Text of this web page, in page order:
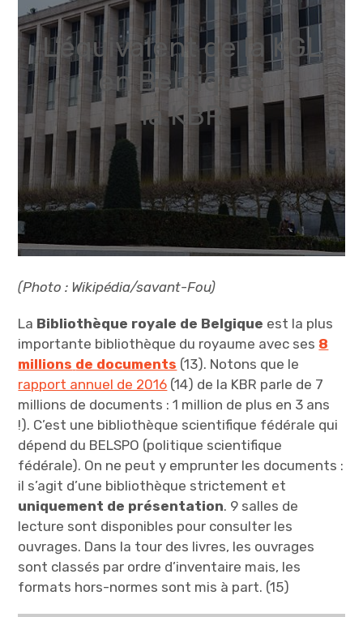
L’équivalent de la KGL
en Belgique :
la KBR
(Photo : Wikipédia/savant-Fou)
La Bibliothèque royale de Belgique est la plus
importante bibliothèque du royaume avec ses 8
millions de documents (13). Notons que le
rapport annuel de 2016 (14) de la KBR parle de 7
millions de documents : 1 million de plus en 3 ans
!). C’est une bibliothèque scientifique fédérale qui
dépend du BELSPO (politique scientifique
fédérale). On ne peut y emprunter les documents :
il s’agit d’une bibliothèque strictement et
uniquement de présentation. 9 salles de
lecture sont disponibles pour consulter les
ouvrages. Dans la tour des livres, les ouvrages
sont classés par ordre d’inventaire mais, les
formats hors-normes sont mis à part. (15)